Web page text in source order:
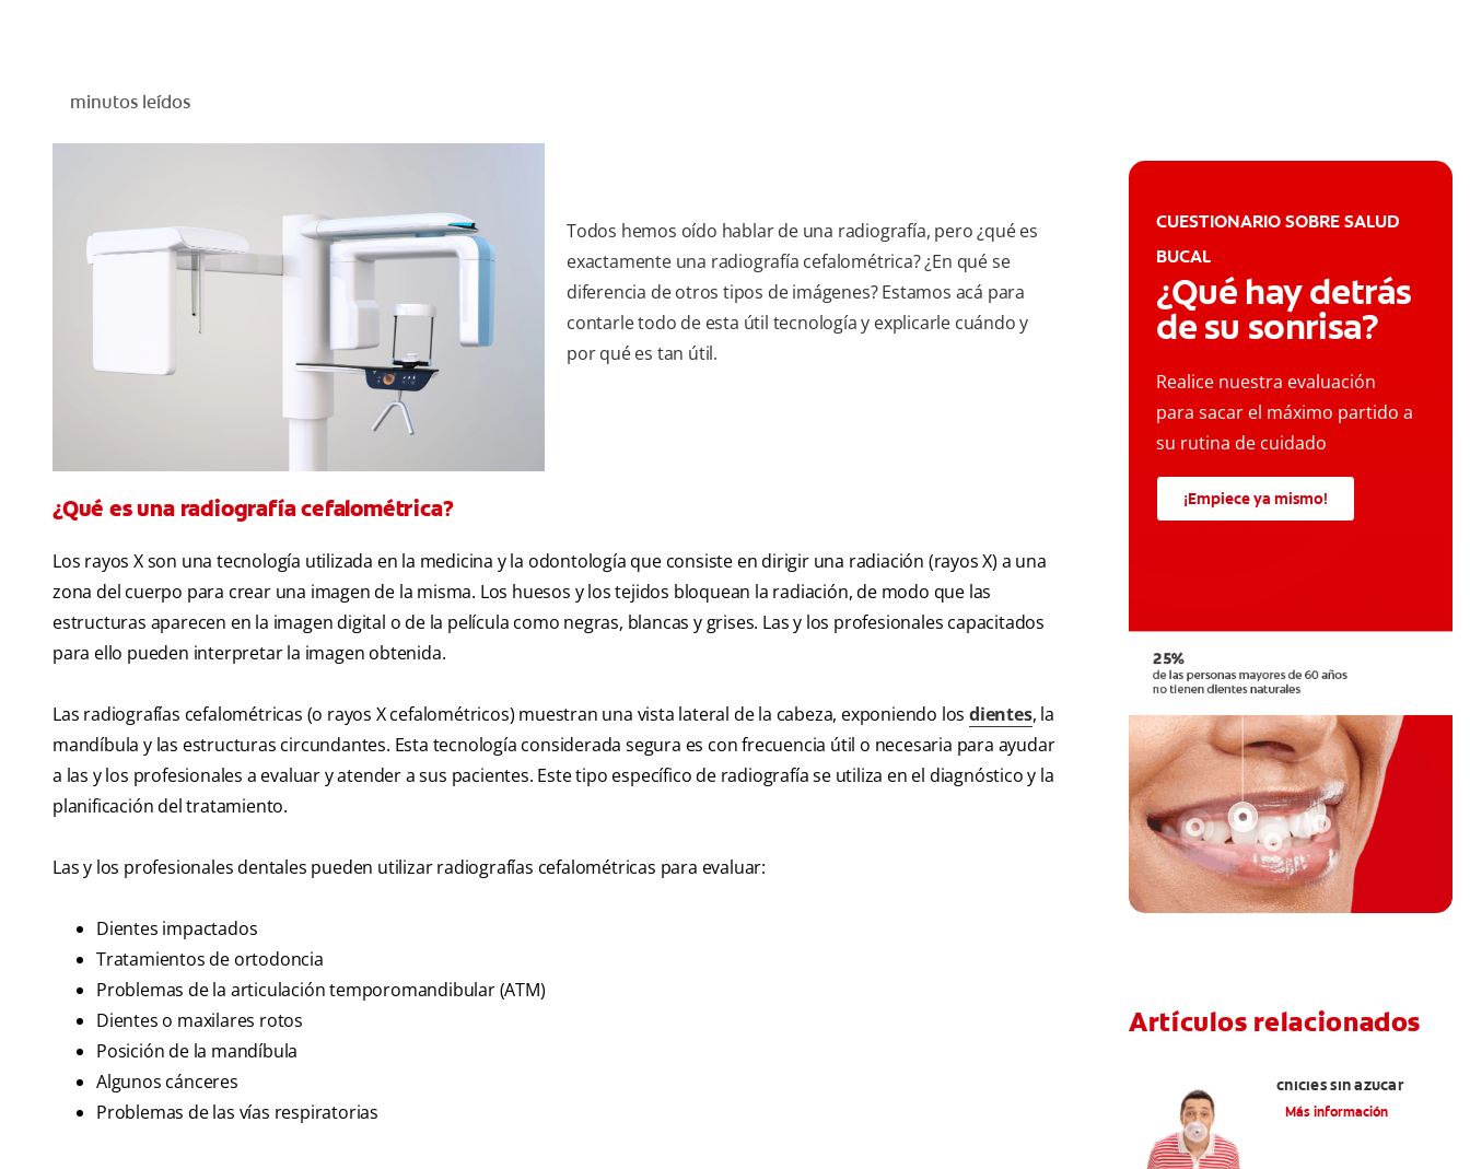
minutos leídos
Todos hemos oído hablar de una radiografía, pero ¿qué es
exactamente una radiografía cefalométrica? ¿En qué se
diferencia de otros tipos de imágenes? Estamos acá para
contarle todo de esta útil tecnología y explicarle cuándo y
por qué es tan útil.
¿Qué es una radiografía cefalométrica?
Los rayos X son una tecnología utilizada en la medicina y la odontología que consiste en dirigir una radiación (rayos X) a una
zona del cuerpo para crear una imagen de la misma. Los huesos y los tejidos bloquean la radiación, de modo que las
estructuras aparecen en la imagen digital o de la película como negras, blancas y grises. Las y los profesionales capacitados
para ello pueden interpretar la imagen obtenida.
Las radiografías cefalométricas (o rayos X cefalométricos) muestran una vista lateral de la cabeza, exponiendo los dientes, la
mandíbula y las estructuras circundantes. Esta tecnología considerada segura es con frecuencia útil o necesaria para ayudar
a las y los profesionales a evaluar y atender a sus pacientes. Este tipo específico de radiografía se utiliza en el diagnóstico y la
planificación del tratamiento.
Las y los profesionales dentales pueden utilizar radiografías cefalométricas para evaluar:
Dientes impactados
Tratamientos de ortodoncia
Problemas de la articulación temporomandibular (ATM)
Dientes o maxilares rotos
Posición de la mandíbula
Algunos cánceres
Problemas de las vías respiratorias
CUESTIONARIO SOBRE SALUD
BUCAL
¿Qué hay detrás
de su sonrisa?
Realice nuestra evaluación
para sacar el máximo partido a
su rutina de cuidado
¡Empiece ya mismo!
Artículos relacionados
chicles sin azúcar
Más información